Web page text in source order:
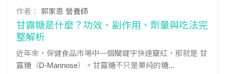
作者： 郭家恩 營養師
甘露糖是什麼？功效、副作用、劑量與吃法完
整解析
近年來，保健食品市場中一個關鍵字快速竄紅，那就是 甘
露糖（D-Mannose）。甘露糖不只是單純的糖...